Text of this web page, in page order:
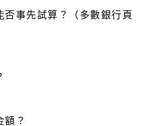
事先試算？（多數銀行頁
額？